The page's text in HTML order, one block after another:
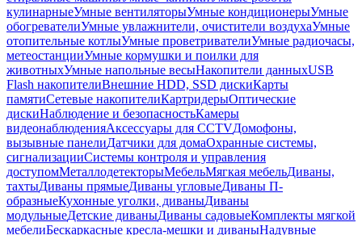
кулинарныеУмные вентиляторыУмные кондиционерыУмные
обогревателиУмные увлажнители, очистители воздухаУмные
отопительные котлыУмные проветривателиУмные радиочасы,
метеостанцииУмные кормушки и поилки для
животныхУмные напольные весыНакопители данныхUSB
Flash накопителиВнешние HDD, SSD дискиКарты
памятиСетевые накопителиКартридерыОптические
дискиНаблюдение и безопасностьКамеры
видеонаблюденияАксессуары для CCTVДомофоны,
вызывные панелиДатчики для домаОхранные системы,
сигнализацииСистемы контроля и управления
доступомМеталлодетекторыМебельМягкая мебельДиваны,
тахтыДиваны прямыеДиваны угловыеДиваны П-
образныеКухонные уголки, диваныДиваны
модульныеДетские диваныДиваны садовыеКомплекты мягкой
мебелиБескаркасные кресла-мешки и диваныНадувные